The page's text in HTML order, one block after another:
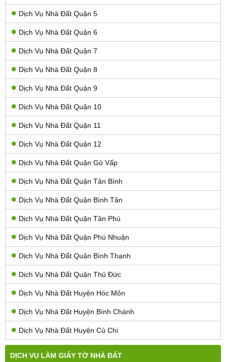
Dịch Vụ Nhà Đất Quận 5
Dịch Vụ Nhà Đất Quận 6
Dịch Vụ Nhà Đất Quận 7
Dịch Vụ Nhà Đất Quận 8
Dịch Vụ Nhà Đất Quận 9
Dịch Vụ Nhà Đất Quận 10
Dịch Vụ Nhà Đất Quận 11
Dịch Vụ Nhà Đất Quận 12
Dịch Vụ Nhà Đất Quận Gò Vấp
Dịch Vụ Nhà Đất Quận Tân Bình
Dịch Vụ Nhà Đất Quận Bình Tân
Dịch Vụ Nhà Đất Quận Tân Phú
Dịch Vụ Nhà Đất Quận Phú Nhuận
Dịch Vụ Nhà Đất Quận Bình Thạnh
Dịch Vụ Nhà Đất Quận Thủ Đức
Dịch Vụ Nhà Đất Huyện Hóc Môn
Dịch Vụ Nhà Đất Huyện Bình Chánh
Dịch Vụ Nhà Đất Huyện Củ Chi
DỊCH VỤ LÀM GIẤY TỜ NHÀ ĐẤT